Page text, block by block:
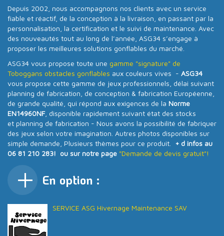
Depuis 2002, nous accompagnons nos clients avec un service
fiable et réactif, de la conception à la livraison, en passant par la
personnalisation, la certification et le suivi de maintenance. Avec
des nouveautés tout au long de l’année, ASG34 s’engage à
proposer les meilleures solutions gonflables du marché.
ASG34 vous propose toute une gamme "signature" de
Toboggans obstacles gonflables aux couleurs vives - ASG34
vous propose cette gamme de jeux professionnels, délai suivant
planning de fabrication, de conception & fabrication Européenne,
de grande qualité, qui répond aux exigences de la Norme
EN14960NF, disponible rapidement suivant état des stocks
et planning de fabrication - Nous avons la possibilité de fabriquer
des jeux selon votre imagination. Autres photos disponibles sur
simple demande, Plusieurs thèmes pour ce produit.
+ d infos au
06 81 210 283! ou sur notre page "Demande de devis gratuit"!
En option :
SERVICE ASG Hivernage Maintenance SAV